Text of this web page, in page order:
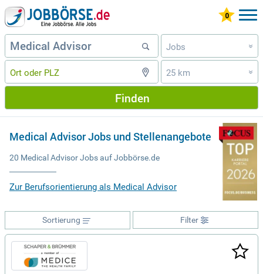
Jobs »
25 km »
Finden
Medical Advisor Jobs und Stellenangebote
20 Medical Advisor Jobs auf Jobbörse.de
Zur Berufsorientierung als Medical Advisor
Filter
Sortierung